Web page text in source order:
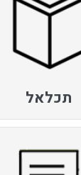
תכלאל